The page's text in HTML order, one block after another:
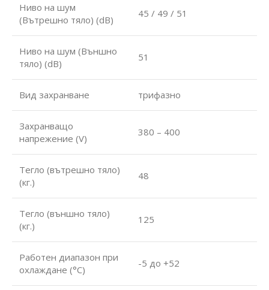
Ниво на шум
(Вътрешно тяло) (dB)
45 / 49 / 51
Ниво на шум (Външно
тяло) (dB)
51
Вид захранване трифазно
Захранващо
напрежение (V)
380 – 400
Тегло (вътрешно тяло)
(кг.)
48
Тегло (външно тяло)
(кг.)
125
Работен диапазон при
охлаждане (°С)
-5 до +52